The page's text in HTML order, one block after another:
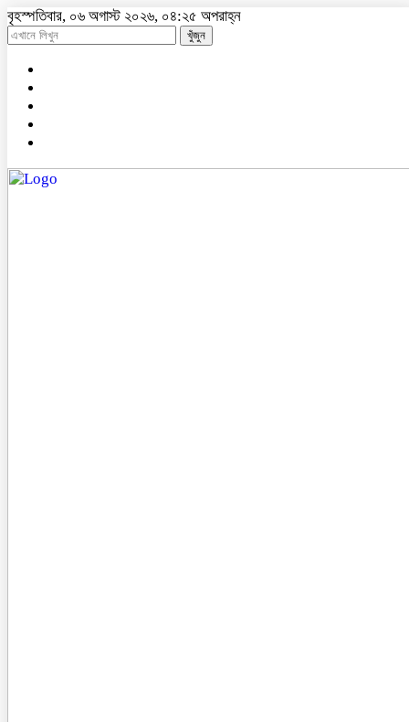
বৃহস্পতিবার, ০৬ অগাস্ট ২০২৬, ০৪:২৫ অপরাহ্ন
খুঁজুন